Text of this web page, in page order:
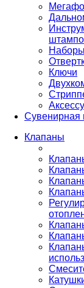
Ключи
Сувенирная
Клапаны